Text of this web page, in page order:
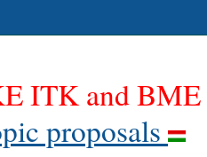
ITK and
proposals